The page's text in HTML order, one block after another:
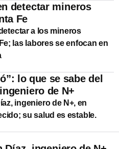
detectar mineros
Fe
a los mineros
las labores se enfocan en
lo que se sabe del
de N+
ingeniero de N+, en
su salud es estable.